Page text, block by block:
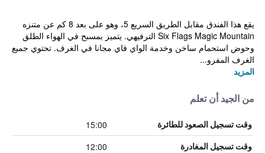
يقع هذا الفندق مقابل الطريق السريع 5، وهو على بعد 8 كم عن متنزه
Six Flags Magic Mountain الترفيهي. يتميز بمسبح في الهواء الطلق
وحوض استحمام ساخن وخدمة الواي فاي مجانا في الغرف. تحتوي جميع
الغرف المفرو...
المزيد
من الجيد أن تعلم
وقت تسجيل الصعود للطائرة 15:00
وقت تسجيل المغادرة 12:00